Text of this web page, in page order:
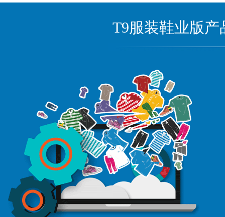
T9服装鞋业版